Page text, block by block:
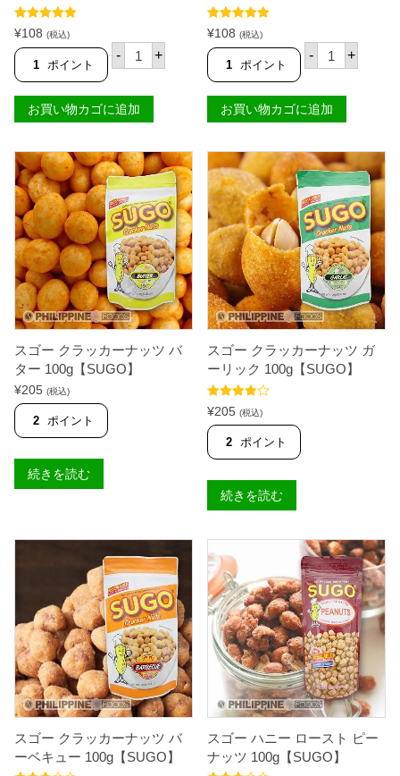
0
g
【
P
A
S
-
O
】
個
】
個
5段階中5.00
の評価
¥108 (税込)
1 ポイント
- モ
ン
ー
グ
ー
ン
ピ
ー
ス
オ
リ
ジ
ナ
ル
7
0
g
【
M
U
N
+
お買い物カゴに追加
5段階中5.00
の評価
¥108 (税込)
1 ポイント
- モ
ン
ー
グ
ー
ン
ピ
ー
ス
(
ビ
ー
フ
ス
パ
イ
シ
ー
)
7
0
+
お買い物カゴに追加
スゴー クラッカーナッツ バ
ター 100g【SUGO】
¥205 (税込)
2 ポイント
続きを読む
スゴー クラッカーナッツ ガ
ーリック 100g【SUGO】
5段階中
4.00の評
価
¥205 (税込)
2 ポイント
続きを読む
スゴー クラッカーナッツ バ
ーベキュー 100g【SUGO】
スゴー ハニー ロースト ピー
ナッツ 100g【SUGO】